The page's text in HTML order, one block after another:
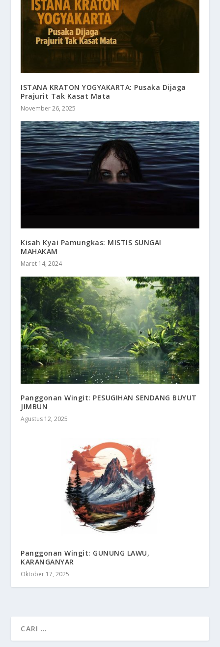
ISTANA KRATON YOGYAKARTA: Pusaka Dijaga
Prajurit Tak Kasat Mata
November 26, 2025
Kisah Kyai Pamungkas: MISTIS SUNGAI
MAHAKAM
Maret 14, 2024
Panggonan Wingit: PESUGIHAN SENDANG BUYUT
JIMBUN
Agustus 12, 2025
Panggonan Wingit: GUNUNG LAWU,
KARANGANYAR
Oktober 17, 2025